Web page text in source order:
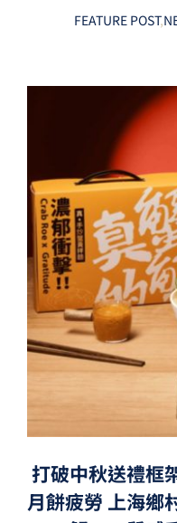
FEATURE POST,
打破中秋送禮框
月餅疲勞 上海鄉